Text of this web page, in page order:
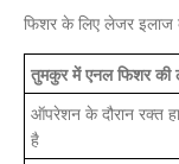
फिशर के लिए लेजर
तुमकुर में एनल फिशर की
ऑपरेशन के दौरान रक्त
है